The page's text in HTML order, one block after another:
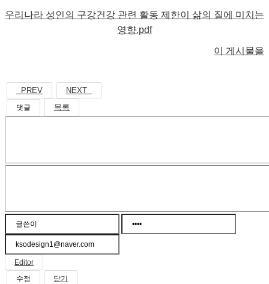
우리나라 성인의 구강건강 관련 활동 제한이 삶의 질에 미치는
영향.pdf
이 게시물을
PREV NEXT
댓글 목록
Editor
닫기